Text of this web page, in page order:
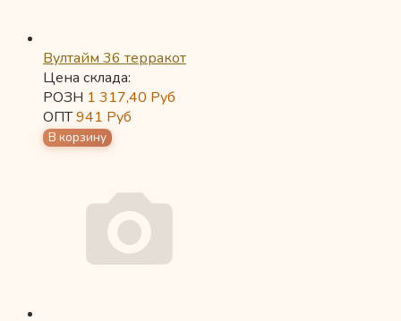
Вултайм 36 терракот
Цена склада:
РОЗН 1 317,40 Руб
ОПТ941 Руб